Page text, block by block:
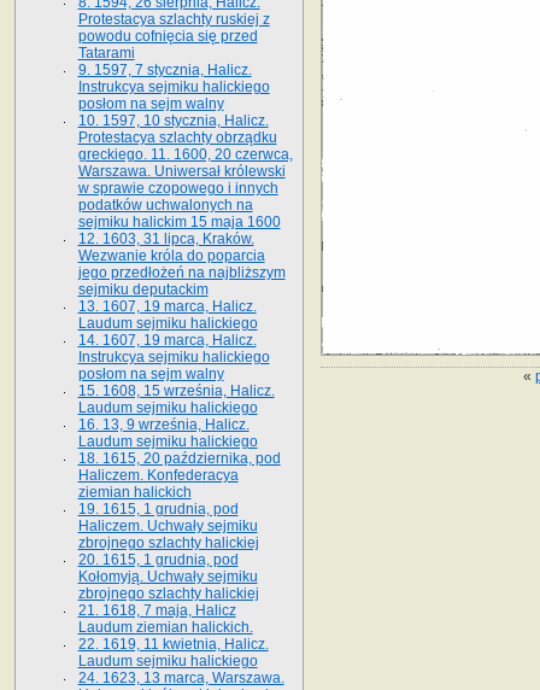
«
Protestacya szlachty ruskiej z
powodu cofnięcia się przed
Tatarami
9. 1597, 7 stycznia, Halicz.
Instrukcya sejmiku halickiego
posłom na sejm walny
10. 1597, 10 stycznia, Halicz.
Protestacya szlachty obrządku
greckiego. 11. 1600, 20 czerwca,
Warszawa. Uniwersał królewski
w sprawie czopowego i innych
podatków uchwalonych na
sejmiku halickim 15 maja 1600
12. 1603, 31 lipca, Kraków.
Wezwanie króla do poparcia
jego przedłożeń na najbliższym
sejmiku deputackim
13. 1607, 19 marca, Halicz.
Laudum sejmiku halickiego
14. 1607, 19 marca, Halicz.
Instrukcya sejmiku halickiego
posłom na sejm walny
15. 1608, 15 września, Halicz.
Laudum sejmiku halickiego
16. 13, 9 września, Halicz.
Laudum sejmiku halickiego
18. 1615, 20 października, pod
Haliczem. Konfederacya
ziemian halickich
19. 1615, 1 grudnia, pod
Haliczem. Uchwały sejmiku
zbrojnego szlachty halickiej
20. 1615, 1 grudnia, pod
Kołomyją. Uchwały sejmiku
zbrojnego szlachty halickiej
21. 1618, 7 maja, Halicz
Laudum ziemian halickich.
22. 1619, 11 kwietnia, Halicz.
Laudum sejmiku halickiego
24. 1623, 13 marca, Warszawa.